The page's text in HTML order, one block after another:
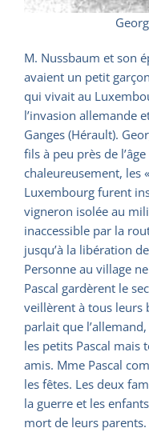
M. Nussbaum et son
avaient un petit
qui vivait au
l’invasion allemande
Ganges (Hérault).
fils à peu près de
chaleureusement, les
Luxembourg furent
vigneron isolée au
inaccessible par la
jusqu’à la libération
Personne au village
Pascal gardèrent le
veillèrent à tous leurs
parlait que
les petits Pascal
amis. Mme Pascal
les fêtes. Les deux
la guerre et les
mort de leurs parents.